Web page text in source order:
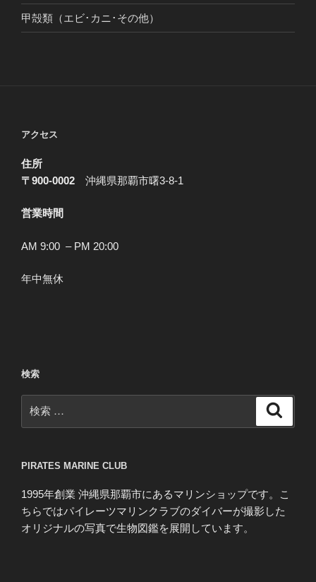
甲殻類（エビ･カニ･その他）
アクセス
住所
〒900-0002 沖縄県那覇市曙3-8-1
営業時間
AM 9:00 – PM 20:00
年中無休
検索
索:
PIRATES MARINE CLUB
1995年創業 沖縄県那覇市にあるマリンショップです。こ
ちらではパイレーツマリンクラブのダイバーが撮影した
オリジナルの写真で生物図鑑を展開しています。